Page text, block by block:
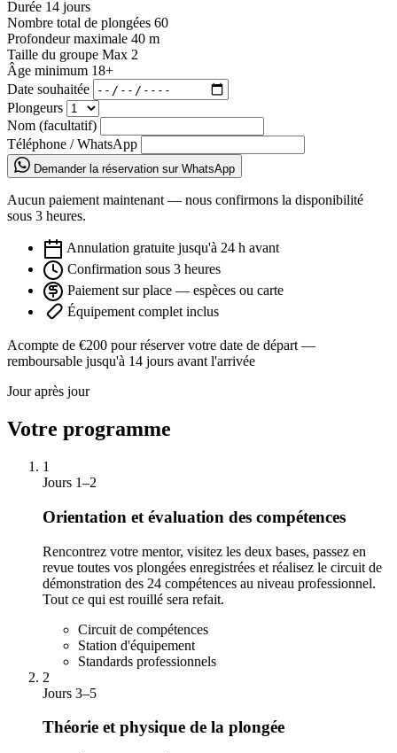
Durée 14 jours
Nombre total de plongées 60
Profondeur maximale 40 m
Taille du groupe Max 2
Âge minimum 18+
Date souhaitée
Plongeurs
Nom (facultatif)
Téléphone / WhatsApp
Demander la réservation sur WhatsApp
Aucun paiement maintenant — nous confirmons la disponibilité
sous 3 heures.
Annulation gratuite jusqu'à 24 h avant
Confirmation sous 3 heures
Paiement sur place — espèces ou carte
Équipement complet inclus
Acompte de €200 pour réserver votre date de départ —
remboursable jusqu'à 14 jours avant l'arrivée
Jour après jour
Votre programme
1
Jours 1–2
Orientation et évaluation des compétences
Rencontrez votre mentor, visitez les deux bases, passez en
revue toutes vos plongées enregistrées et réalisez le circuit de
démonstration des 24 compétences au niveau professionnel.
Tout ce qui est rouillé sera refait.
Circuit de compétences
Station d'équipement
Standards professionnels
2
Jours 3–5
Théorie et physique de la plongée